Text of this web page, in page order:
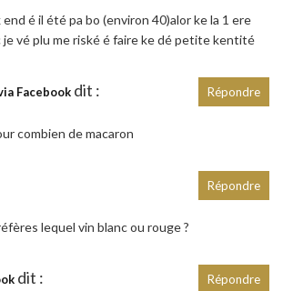
é il été pa bo (environ 40)alor ke la 1 ere
vé plu me riské é faire ke dé petite kentité
Facebook dit :
combien de macaron
Répondre
lequel vin blanc ou rouge ?
Répondre
dit : Répondre